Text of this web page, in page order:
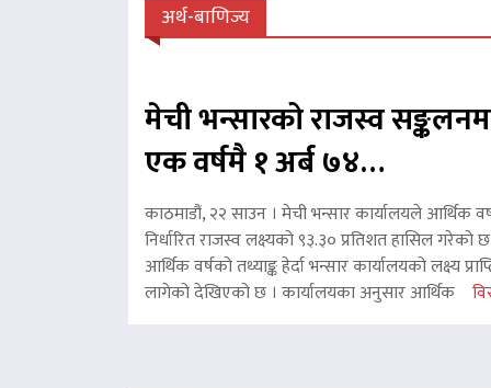
अर्थ-बाणिज्य
मेची भन्सारको राजस्व
एक वर्षमै १ अर्ब ७४…
काठमाडौं, २२ साउन । मेची भन्सार कार्यालयले आर्थिक
निर्धारित राजस्व लक्ष्यको ९३.३० प्रतिशत हासिल गरेको
आर्थिक वर्षको तथ्याङ्क हेर्दा भन्सार कार्यालयको लक्ष्य
लागेको देखिएको छ । कार्यालयका अनुसार आर्थिक